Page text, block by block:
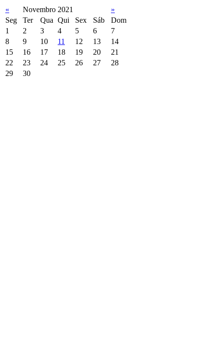
« Novembro 2021
»
Seg
Ter Qua Qui Sex Sáb
Dom
1
2 3 4 5 6
7
8
9 10 11 12 13
14
15
16 17 18 19 20
21
22
23 24 25 26 27
28
29
30